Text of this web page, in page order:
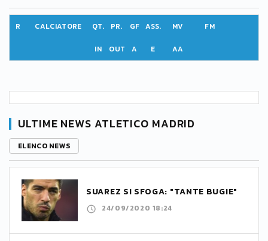
R CALCIATORE QT. PR. GF ASS. MV FM
IN OUT A E AA
ULTIME NEWS ATLETICO MADRID
ELENCO NEWS
SUAREZ SI SFOGA: "TANTE BUGIE"
24/09/2020 18:24